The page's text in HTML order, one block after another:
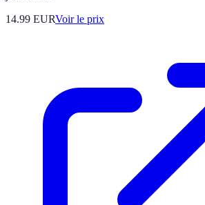
14.99 EURVoir le prix